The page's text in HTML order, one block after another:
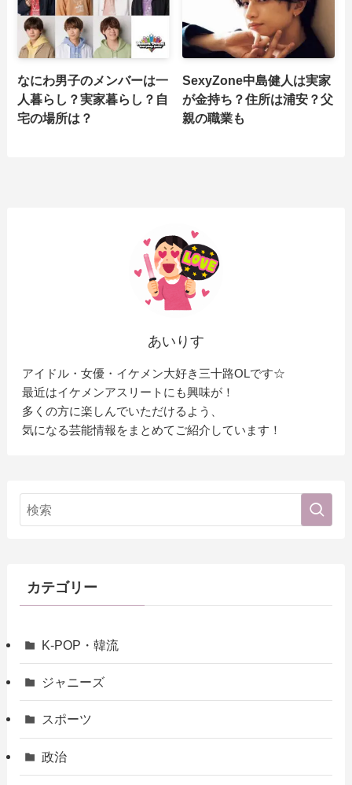
なにわ男子のメンバーは一
人暮らし？実家暮らし？自
宅の場所は？
SexyZone中島健人は実家
が金持ち？住所は浦安？父
親の職業も
あいりす
アイドル・女優・イケメン大好き三十路OLです☆
最近はイケメンアスリートにも興味が！
多くの方に楽しんでいただけるよう、
気になる芸能情報をまとめてご紹介しています！
カテゴリー
K-POP・韓流
ジャニーズ
スポーツ
政治